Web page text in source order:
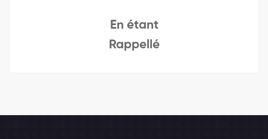
En étant
Rappellé